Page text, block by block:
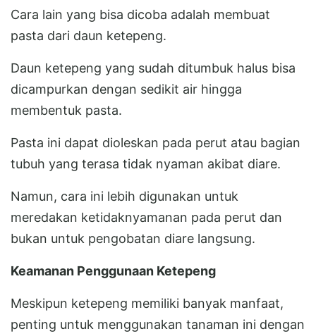
Cara lain yang bisa dicoba adalah membuat
pasta dari daun ketepeng.
Daun ketepeng yang sudah ditumbuk halus bisa
dicampurkan dengan sedikit air hingga
membentuk pasta.
Pasta ini dapat dioleskan pada perut atau bagian
tubuh yang terasa tidak nyaman akibat diare.
Namun, cara ini lebih digunakan untuk
meredakan ketidaknyamanan pada perut dan
bukan untuk pengobatan diare langsung.
Keamanan Penggunaan Ketepeng
Meskipun ketepeng memiliki banyak manfaat,
penting untuk menggunakan tanaman ini dengan